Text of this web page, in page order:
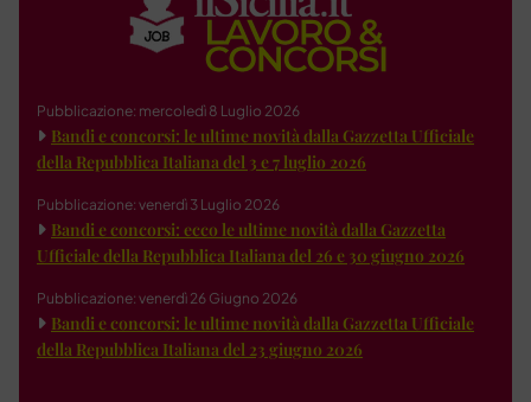
Pubblicazione: mercoledì 8 Luglio 2026
Bandi e concorsi: le ultime novità dalla Gazzetta Ufficiale
della Repubblica Italiana del 3 e 7 luglio 2026
Pubblicazione: venerdì 3 Luglio 2026
Bandi e concorsi: ecco le ultime novità dalla Gazzetta
Ufficiale della Repubblica Italiana del 26 e 30 giugno 2026
Pubblicazione: venerdì 26 Giugno 2026
Bandi e concorsi: le ultime novità dalla Gazzetta Ufficiale
della Repubblica Italiana del 23 giugno 2026